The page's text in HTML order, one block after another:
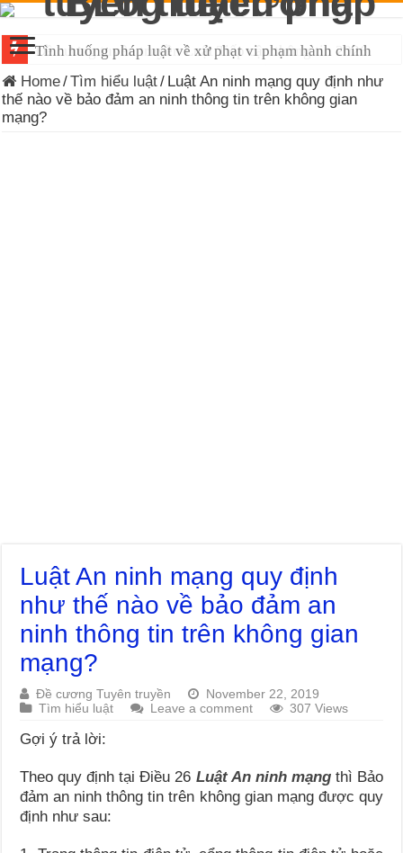
Tình huống pháp luật về xử phạt vi phạm hành chính
Đề cương tuyên truyền Luật Tiếp cận thông tin 2026
Home/Tìm hiểu luật/ Luật An ninh mạng quy định như
thế nào về bảo đảm an ninh thông tin trên không gian
mạng?
Luật An ninh mạng quy định
như thế nào về bảo đảm an
ninh thông tin trên không gian
mạng?
Đề cương Tuyên truyền
November 22, 2019
Tìm hiểu luật
Leave a comment 307 Views
Gợi ý trả lời:
Theo quy định tại Điều 26 Luật An ninh mạngthì Bảo
đảm an ninh thông tin trên không gian mạng được quy
định như sau: